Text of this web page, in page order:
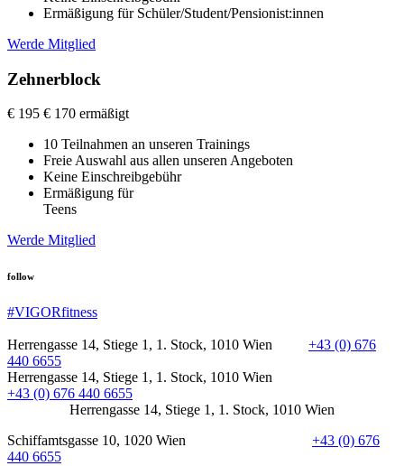
Ermäßigung für Schüler/Student/Pensionist:innen
Werde Mitglied
Zehnerblock
€ 195 € 170 ermäßigt
10 Teilnahmen an unseren Trainings
Freie Auswahl aus allen unseren Angeboten
Keine Einschreibgebühr
Ermäßigung für
Teens
Werde Mitglied
follow
#VIGORfitness
Herrengasse 14, Stiege 1, 1. Stock, 1010 Wien +43 (0) 676
440 6655
Herrengasse 14, Stiege 1, 1. Stock, 1010 Wien
+43 (0) 676 440 6655
Herrengasse 14, Stiege 1, 1. Stock, 1010 Wien
Schiffamtsgasse 10, 1020 Wien +43 (0) 676
440 6655